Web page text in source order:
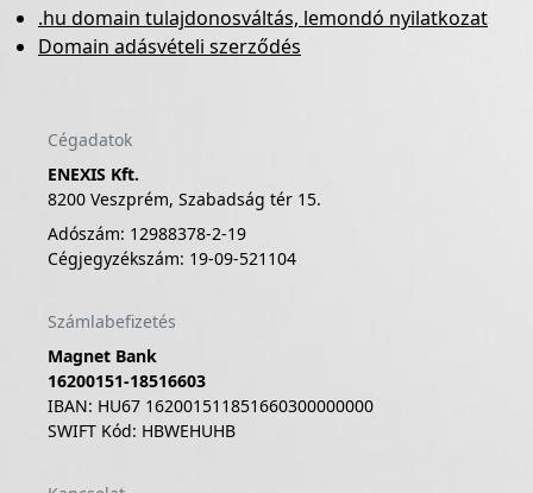
.hu domain tulajdonosváltás, lemondó nyilatkozat
Domain adásvételi szerződés
Cégadatok
ENEXIS Kft.
8200 Veszprém, Szabadság tér 15.
Adószám: 12988378-2-19
Cégjegyzékszám: 19-09-521104
Számlabefizetés
Magnet Bank
16200151-18516603
IBAN: HU67 162001511851660300000000
SWIFT Kód: HBWEHUHB